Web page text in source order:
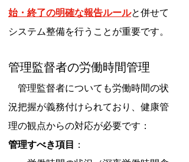
始・終了の明確な報告ルールと併せて
システム整備を行うことが重要です。
管理監督者の労働時間管理
管理監督者についても労働時間の状
況把握が義務付けられており、健康管
理の観点からの対応が必要です：
管理すべき項目 ：